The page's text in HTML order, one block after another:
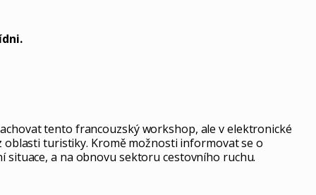
tento francouzský workshop, ale v elektronické
oblasti turistiky. Kromě možnosti informovat se o
a na obnovu sektoru cestovního ruchu.